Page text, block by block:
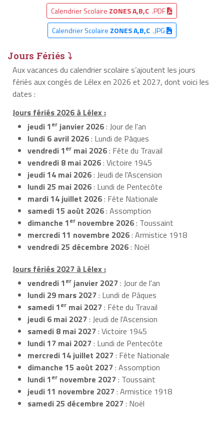
Calendrier Scolaire ZONES A,B,C .PDF
Calendrier Scolaire ZONES A,B,C.JPG
Jours Fériés ⤵
Aux vacances du calendrier scolaire s’ajoutent les jours
fériés aux congés de Lélex en 2026 et 2027, dont voici les
dates :
Jours fériés 2026 à Lélex :
jeudi 1er janvier 2026: Jour de l'an
lundi 6 avril 2026: Lundi de Pâques
vendredi 1er mai 2026: Fête du Travail
vendredi 8 mai 2026: Victoire 1945
jeudi 14 mai 2026: Jeudi de l'Ascension
lundi 25 mai 2026: Lundi de Pentecôte
mardi 14 juillet 2026: Fête Nationale
samedi 15 août 2026: Assomption
dimanche 1er novembre 2026: Toussaint
mercredi 11 novembre 2026: Armistice 1918
vendredi 25 décembre 2026: Noël
Jours fériés 2027 à Lélex :
vendredi 1er janvier 2027: Jour de l'an
lundi 29 mars 2027: Lundi de Pâques
samedi 1er mai 2027: Fête du Travail
jeudi 6 mai 2027: Jeudi de l'Ascension
samedi 8 mai 2027: Victoire 1945
lundi 17 mai 2027: Lundi de Pentecôte
mercredi 14 juillet 2027: Fête Nationale
dimanche 15 août 2027: Assomption
lundi 1er novembre 2027: Toussaint
jeudi 11 novembre 2027: Armistice 1918
samedi 25 décembre 2027: Noël